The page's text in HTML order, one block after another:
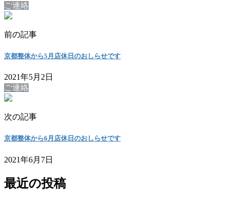
ご連絡
前の記事
京都整体から5月店休日のおしらせです
2021年5月2日
ご連絡
次の記事
京都整体から6月店休日のおしらせです
2021年6月7日
最近の投稿